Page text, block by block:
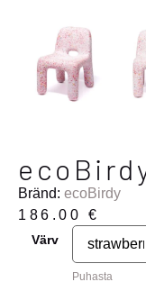
Bränd: ecoBirdy
186.00 €
Värv
Puhasta